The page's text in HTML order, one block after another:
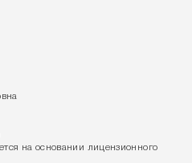
на основании лицензионного